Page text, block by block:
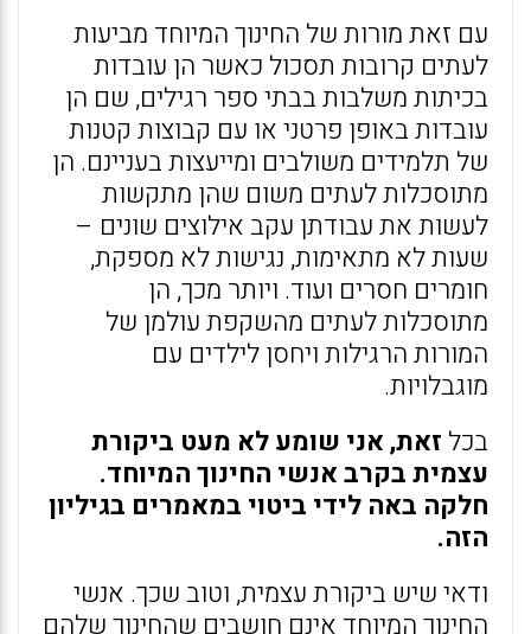
עם זאת מורות של החינוך המיוחד מביעות
לעתים קרובות תסכול כאשר הן עובדות
בכיתות משלבות בבתי ספר רגילים, שם הן
עובדות באופן פרטני או עם קבוצות קטנות
של תלמידים משולבים ומייעצות בעניינם. הן
מתוסכלות לעתים משום שהן מתקשות
לעשות את עבודתן עקב אילוצים שונים –
שעות לא מתאימות, נגישות לא מספקת,
חומרים חסרים ועוד. ויותר מכך, הן
מתוסכלות לעתים מהשקפת עולמן של
המורות הרגילות ויחסן לילדים עם
מוגבלויות.
בכל זאת, אני שומע לא מעט ביקורת
עצמית בקרב אנשי החינוך המיוחד.
חלקה באה לידי ביטוי במאמרים בגיליון
הזה.
ודאי שיש ביקורת עצמית, וטוב שכך. אנשי
החינוך המיוחד אינם חושבים שהחינוך שלהם